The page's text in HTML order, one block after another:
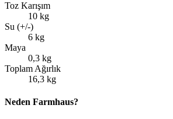
Toz Karışım
10 kg
Su (+/-)
6 kg
Maya
0,3 kg
Toplam Ağırlık
16,3 kg
Neden Farmhaus?